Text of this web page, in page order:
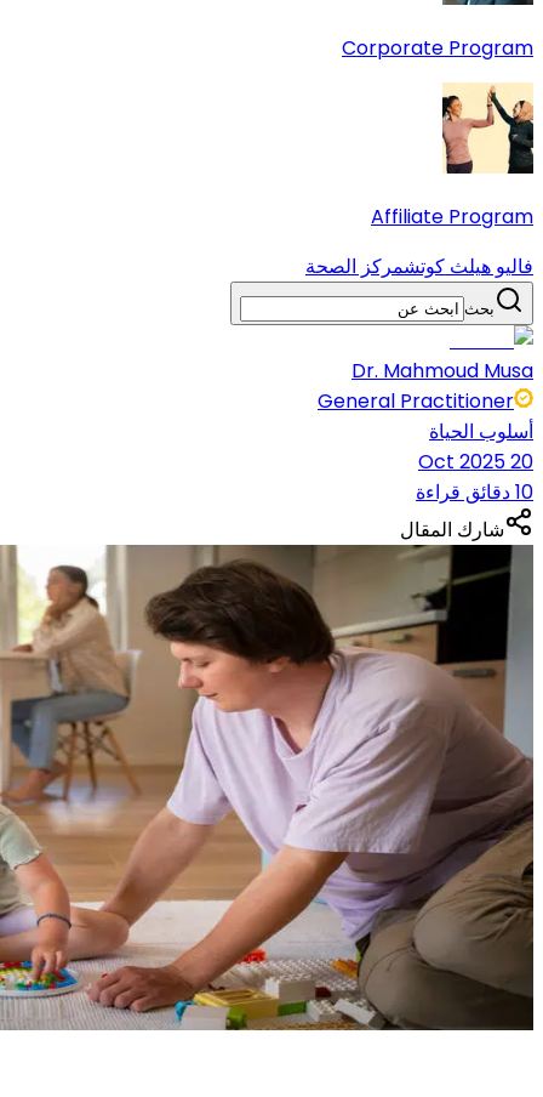
Corporate Program
Affiliate Program
فاليو هيلث كوتشمركز الصحة
بحث
Dr. Mahmoud Musa
General Practitioner
أسلوب الحياة
20 Oct 2025
10 دقائق قراءة
شارك المقال